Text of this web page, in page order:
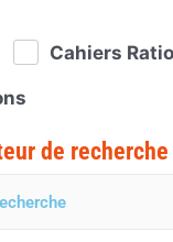
Cahiers
de recherche